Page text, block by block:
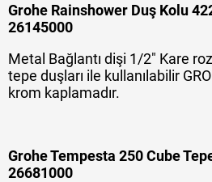
Grohe Rainshower Duş Kolu
26145000
Metal Bağlantı dişi 1/2" Kare
tepe duşları ile kullanılabilir
krom kaplamadır.
Grohe Tempesta 250 Cube
26681000